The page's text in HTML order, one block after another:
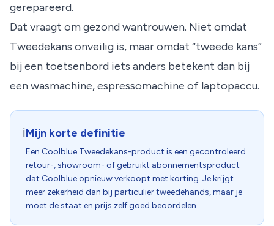
gerepareerd.
Dat vraagt om gezond wantrouwen. Niet omdat
Tweedekans onveilig is, maar omdat “tweede kans”
bij een toetsenbord iets anders betekent dan bij
een wasmachine, espressomachine of laptopaccu.
ℹ️Mijn korte definitie
Een Coolblue Tweedekans-product is een gecontroleerd
retour-, showroom- of gebruikt abonnementsproduct
dat Coolblue opnieuw verkoopt met korting. Je krijgt
meer zekerheid dan bij particulier tweedehands, maar je
moet de staat en prijs zelf goed beoordelen.